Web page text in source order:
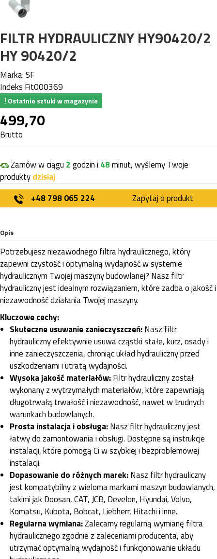
FILTR HYDRAULICZNY HY90420/2
HY 90420/2
Marka:SF
Indeks Fit000369
Ostatnie sztuki w magazynie
499,70
Brutto
Zamów w ciągu 2 godzin i 48minut, wyślemy Twoje
produktydzisiaj
+48 798 065 224
Zapytaj o produkt
Opis
Potrzebujesz niezawodnego filtra hydraulicznego, który
zapewni czystość i optymalną wydajność w systemie
hydraulicznym Twojej maszyny budowlanej? Nasz filtr
hydrauliczny jest idealnym rozwiązaniem, które zadba o jakość i
niezawodność działania Twojej maszyny.
Kluczowe cechy:
Skuteczne usuwanie zanieczyszczeń:Nasz filtr
hydrauliczny efektywnie usuwa cząstki stałe, kurz, osady i
inne zanieczyszczenia, chroniąc układ hydrauliczny przed
uszkodzeniami i utratą wydajności.
Wysoka jakość materiałów:Filtr hydrauliczny został
wykonany z wytrzymałych materiałów, które zapewniają
długotrwałą trwałość i niezawodność, nawet w trudnych
warunkach budowlanych.
Prosta instalacja i obsługa:Nasz filtr hydrauliczny jest
łatwy do zamontowania i obsługi. Dostępne są instrukcje
instalacji, które pomogą Ci w szybkiej i bezproblemowej
instalacji.
Dopasowanie do różnych marek:Nasz filtr hydrauliczny
jest kompatybilny z wieloma markami maszyn budowlanych,
takimi jak Doosan, CAT, JCB, Develon, Hyundai, Volvo,
Komatsu, Kubota, Bobcat, Liebherr, Hitachi i inne.
Regularna wymiana:Zalecamy regularną wymianę filtra
hydraulicznego zgodnie z zaleceniami producenta, aby
utrzymać optymalną wydajność i funkcjonowanie układu